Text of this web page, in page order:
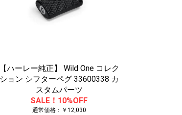
【ハーレー純正】 Wild One コレク
ション シフターペグ 33600338 カ
スタムパーツ
SALE！10%OFF
通常価格：￥12,030